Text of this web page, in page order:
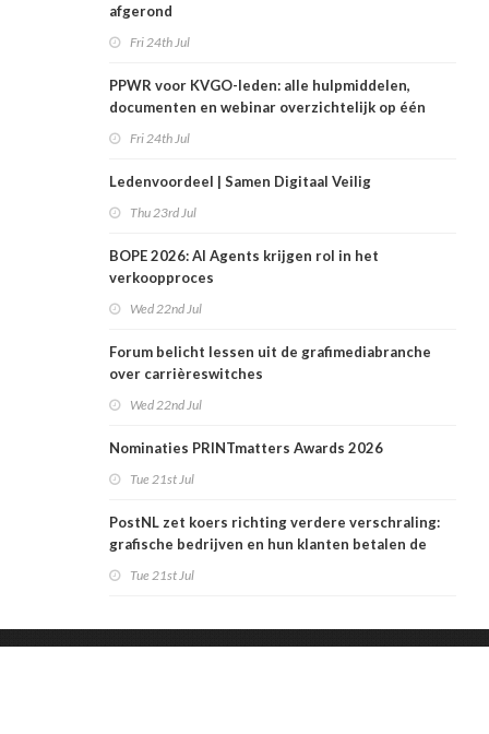
afgerond
Fri 24th Jul
PPWR voor KVGO-leden: alle hulpmiddelen,
documenten en webinar overzichtelijk op één
Fri 24th Jul
Ledenvoordeel | Samen Digitaal Veilig
Thu 23rd Jul
BOPE 2026: AI Agents krijgen rol in het
verkoopproces
Wed 22nd Jul
Forum belicht lessen uit de grafimediabranche
over carrièreswitches
Wed 22nd Jul
Nominaties PRINTmatters Awards 2026
Tue 21st Jul
PostNL zet koers richting verdere verschraling:
grafische bedrijven en hun klanten betalen de
Tue 21st Jul